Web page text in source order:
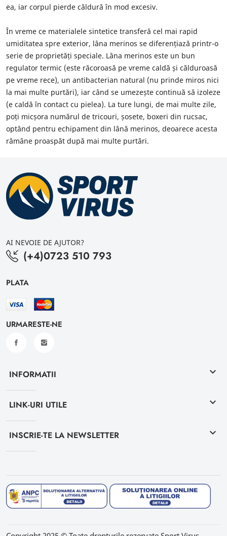
ea, iar corpul pierde căldură în mod excesiv.
În vreme ce materialele sintetice transferă cel mai rapid
umiditatea spre exterior, lâna merinos se diferențiază printr-o
serie de proprietăți speciale. Lâna merinos este un bun
regulator termic (este răcoroasă pe vreme caldă și călduroasă
pe vreme rece), un antibacterian natural (nu prinde miros nici
la mai multe purtări), iar când se umezește continuă să izoleze
(e caldă în contact cu pielea). La ture lungi, de mai multe zile,
poți micșora numărul de tricouri, șosete, boxeri din rucsac,
optând pentru echipament din lână merinos, deoarece acesta
rămâne proaspăt după mai multe purtări.
AI NEVOIE DE AJUTOR?
(+4)0723 510 793
PLATA
URMARESTE-NE
INFORMATII keyboard_arrow_down
LINK-URI UTILE keyboard_arrow_down
INSCRIE-TE LA NEWSLETTER keyboard_arrow_down